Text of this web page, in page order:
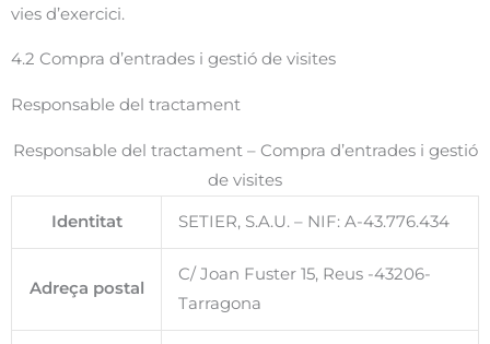
vies d’exercici.
4.2 Compra d’entrades i gestió de visites
Responsable del tractament
Responsable del tractament – Compra d’entrades i gestió
de visites
Identitat SETIER, S.A.U. – NIF: A-43.776.434
Adreça postal
C/ Joan Fuster 15, Reus -43206-
Tarragona